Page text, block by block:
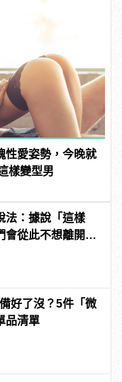
性愛姿勢，今晚就
樣變型男
法：據說「這樣
會從此不想離開自
好了沒？5件「微
品清單